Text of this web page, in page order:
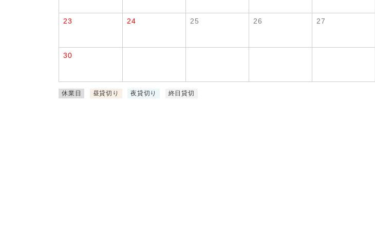
23 24 25 26 27
30
休業日 昼貸切り 夜貸切り 終日貸切